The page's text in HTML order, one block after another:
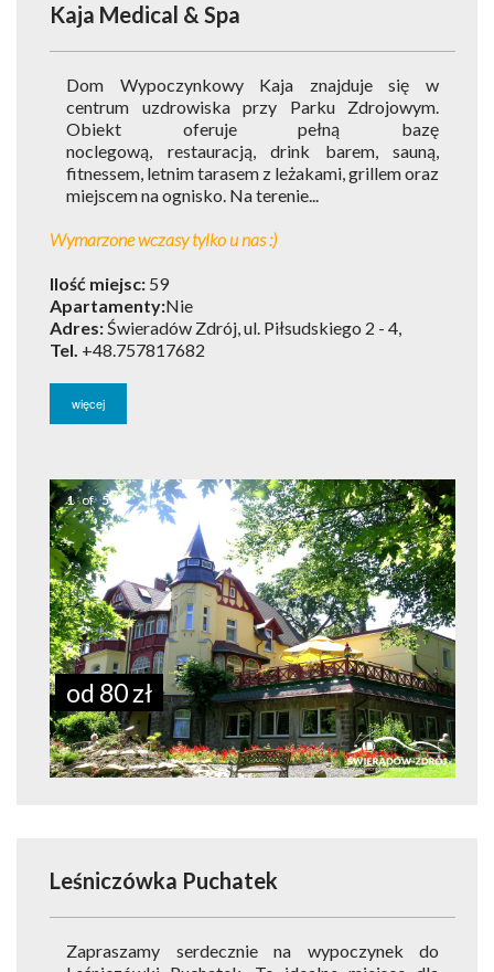
Kaja Medical & Spa
Dom Wypoczynkowy Kaja znajduje się w
centrum uzdrowiska przy Parku Zdrojowym.
Obiekt oferuje pełną bazę
noclegową, restauracją, drink barem, sauną,
fitnessem, letnim tarasem z leżakami, grillem oraz
miejscem na ognisko. Na terenie...
Wymarzone wczasy tylko u nas :)
Ilość miejsc: 59
Apartamenty:Nie
Adres:Świeradów Zdrój, ul. Piłsudskiego 2 - 4,
Tel. +48.757817682
więcej
1 of 5
od 80 zł
Leśniczówka Puchatek
Zapraszamy serdecznie na wypoczynek do